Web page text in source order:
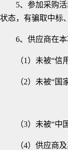
5、参加采购
状态，有骗取中标
6、供应商在
（1）未被“信
（2）未被“国
（3）未被“中
（4）供应商